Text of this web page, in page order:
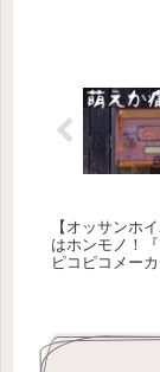
【オッサンホ
はホンモノ！
ピコピコメー